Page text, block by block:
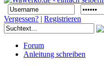
Vergessen? | Registrieren
Forum
Anleitung schreiben